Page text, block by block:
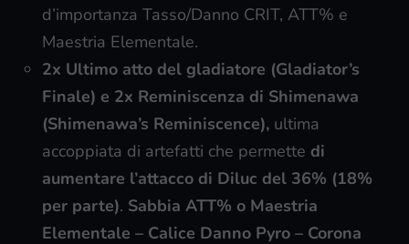
d’importanza Tasso/Danno CRIT, ATT% e
Maestria Elementale.
2x Ultimo atto del gladiatore (Gladiator’s
Finale) e 2x Reminiscenza di Shimenawa
(Shimenawa’s Reminiscence), ultima
accoppiata di artefatti che permette di
aumentare l’attacco di Diluc del 36% (18%
per parte). Sabbia ATT% o Maestria
Elementale – Calice Danno Pyro – Corona